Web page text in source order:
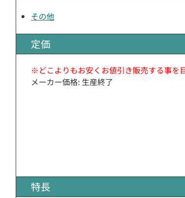
その他
定価
※どこよりもお安くお値引き販売する事を
メーカー価格: 生産終了
特長